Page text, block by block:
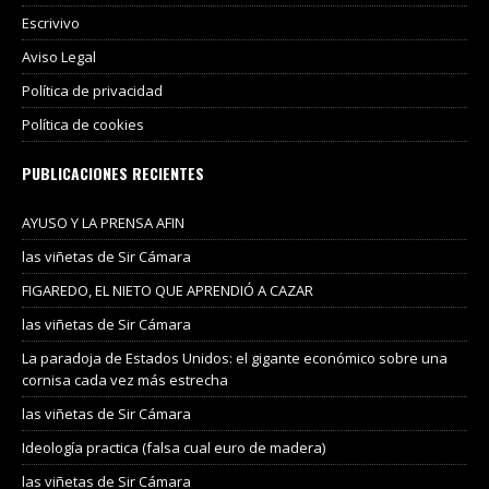
Escrivivo
Aviso Legal
Política de privacidad
Política de cookies
PUBLICACIONES RECIENTES
AYUSO Y LA PRENSA AFIN
las viñetas de Sir Cámara
FIGAREDO, EL NIETO QUE APRENDIÓ A CAZAR
las viñetas de Sir Cámara
La paradoja de Estados Unidos: el gigante económico sobre una
cornisa cada vez más estrecha
las viñetas de Sir Cámara
Ideología practica (falsa cual euro de madera)
las viñetas de Sir Cámara